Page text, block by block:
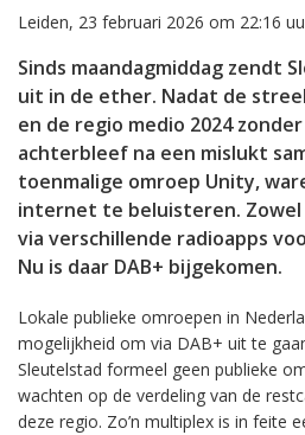
Leiden, 23 februari 2026 om 22:16
Sinds maandagmiddag zendt
uit in de ether. Nadat de
en de regio medio 2024
achterbleef na een mislukt
toenmalige omroep Unity,
internet te beluisteren. Zowel
via verschillende radioapps
Nu is daar DAB+ bijgekomen.
Lokale publieke omroepen in
mogelijkheid om via DAB+ uit te
Sleutelstad formeel geen publieke
wachten op de verdeling van de
deze regio. Zo’n multiplex is in feite